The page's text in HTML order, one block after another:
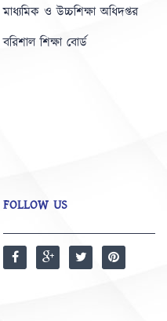
মাধ্যমিক ও উচ্চশিক্ষা অধিদপ্তর
বরিশাল শিক্ষা বোর্ড
FOLLOW US